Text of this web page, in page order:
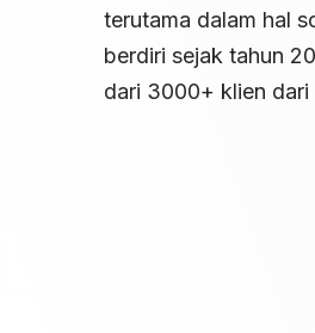
terutama dalam hal
berdiri sejak tahun
dari 3000+ klien dari